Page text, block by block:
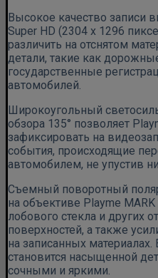
Высокое качество записи
Super HD (2304 х 1296
различить на отснятом
детали, такие как
государственные
автомобилей.
Широкоугольный
обзора 135° позволяет
зафиксировать на
события, происходящие
автомобилем, не упустив
Съемный поворотный
на объективе Playme MARK
лобового стекла и других
поверхностей, а также
на записанных материалах.
становится насыщенной
сочными и яркими.